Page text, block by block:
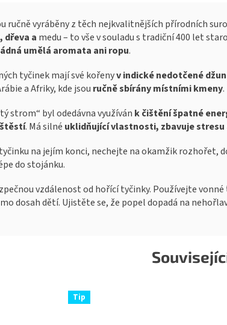
Tip
ručně vyráběny z těch nejkvalitnějších přírodních
dřeva a medu – to vše v souladu s tradiční 400 let
umělá aromata ani ropu.
tyčinek mají své kořenyv indické nedotčené
a Afriky, kde jsou ručně sbírány místními kmeny.
strom“ byl odedávna využíván k čištění špatné
. Má silné uklidňující vlastnosti, zbavuje
na jejím konci, nechejte na okamžik rozhořet,
do stojánku.
vzdálenost od hořící tyčinky. Používejte
dosah dětí. Ujistěte se, že popel dopadá na